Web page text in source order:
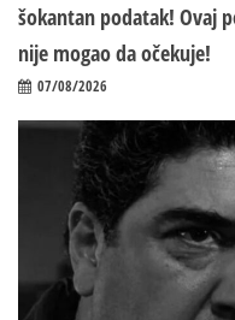
šokantan podatak! Ovaj
nije mogao da očekuje!
07/08/2026